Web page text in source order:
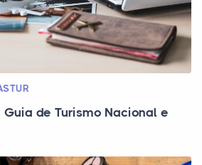
de Turismo Nacional e